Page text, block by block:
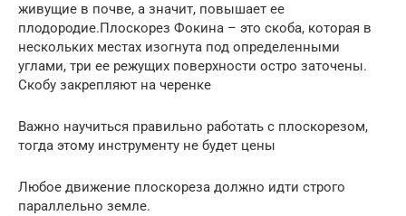
живущие в почве, а значит, повышает ее
плодородие.Плоскорез Фокина – это скоба, которая в
нескольких местах изогнута под определенными
углами, три ее режущих поверхности остро заточены.
Скобу закрепляют на черенке
Важно научиться правильно работать с плоскорезом,
тогда этому инструменту не будет цены
Любое движение плоскореза должно идти строго
параллельно земле.